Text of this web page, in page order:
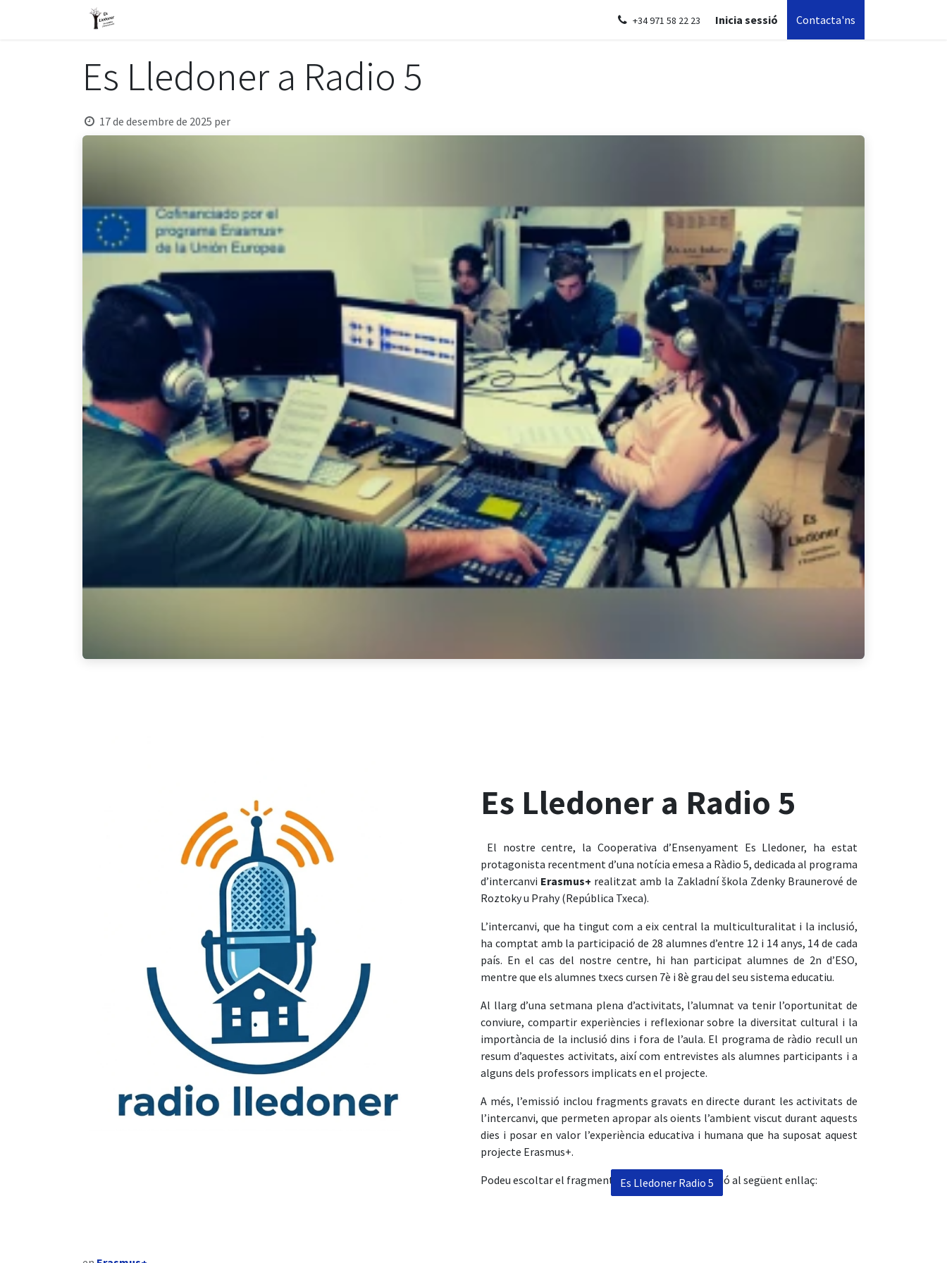
+34 971 58 22 23 Inicia sessió Contacta'ns
Es Lledoner a Radio 5
17 de desembre de 2025 per
Es Lledoner a Radio 5
El nostre centre, la Cooperativa d’Ensenyament Es Lledoner, ha estat
protagonista recentment d’una notícia emesa a Ràdio 5, dedicada al programa
d’intercanvi Erasmus+ realitzat amb la Zakladní škola Zdenky Braunerové de
Roztoky u Prahy (República Txeca).
L’intercanvi, que ha tingut com a eix central la multiculturalitat i la inclusió,
ha comptat amb la participació de 28 alumnes d’entre 12 i 14 anys, 14 de cada
país. En el cas del nostre centre, hi han participat alumnes de 2n d’ESO,
mentre que els alumnes txecs cursen 7è i 8è grau del seu sistema educatiu.
Al llarg d’una setmana plena d’activitats, l’alumnat va tenir l’oportunitat de
conviure, compartir experiències i reflexionar sobre la diversitat cultural i la
importància de la inclusió dins i fora de l’aula. El programa de ràdio recull un
resum d’aquestes activitats, així com entrevistes als alumnes participants i a
alguns dels professors implicats en el projecte.
A més, l’emissió inclou fragments gravats en directe durant les activitats de
l’intercanvi, que permeten apropar als oients l’ambient viscut durant aquests
dies i posar en valor l’experiència educativa i humana que ha suposat aquest
projecte Erasmus+.
Podeu escoltar el fragment de la nostra intervenció al següent enllaç:
Es Lledoner Radio 5